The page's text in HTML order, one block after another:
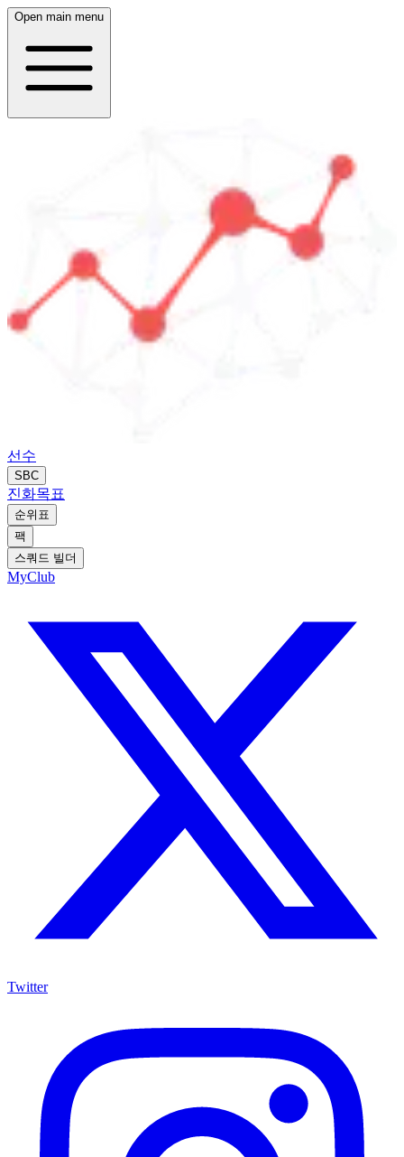
Open main menu
선수
SBC
진화목표
순위표
팩
스쿼드 빌더
MyClub
Twitter